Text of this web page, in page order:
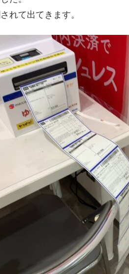
れて出てきます。